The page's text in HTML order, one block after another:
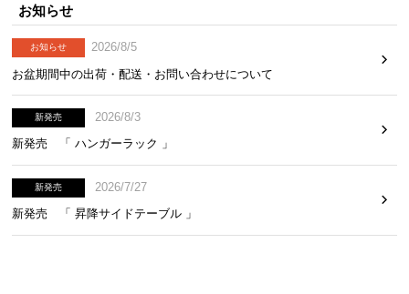
お知らせ
お知らせ
2026/8/5
お盆期間中の出荷・配送・お問い合わせについて
新発売
2026/8/3
新発売 「 ハンガーラック 」
新発売
2026/7/27
新発売 「 昇降サイドテーブル 」